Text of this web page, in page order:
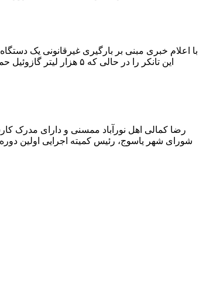
با اعلام خبری مبنی بر بارگیری غیرقانونی یک
این تانکر را در حالی
رضا کمالی اهل نورآباد ممسنی و دارای مدرک
شورای شهر یاسوج، رئیس کمیته اجرایی اولین